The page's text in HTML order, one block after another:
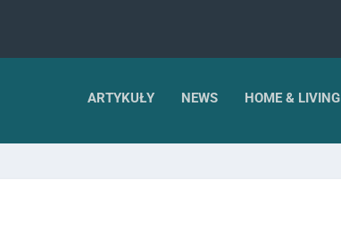
ARTYKUŁY NEWS HOME & LIVING